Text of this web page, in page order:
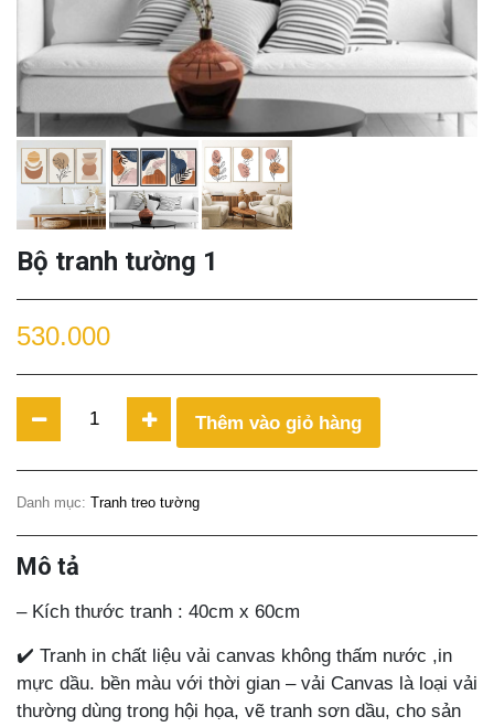
Bộ tranh tường 1
530.000
tranh
tường
1
Thêm vào giỏ hàng
Danh mục: Tranh treo tường
Mô tả
– Kích thước tranh : 40cm x 60cm
✔️ Tranh in chất liệu vải canvas không thấm nước ,in
mực dầu. bền màu với thời gian – vải Canvas là loại vải
thường dùng trong hội họa, vẽ tranh sơn dầu, cho sản